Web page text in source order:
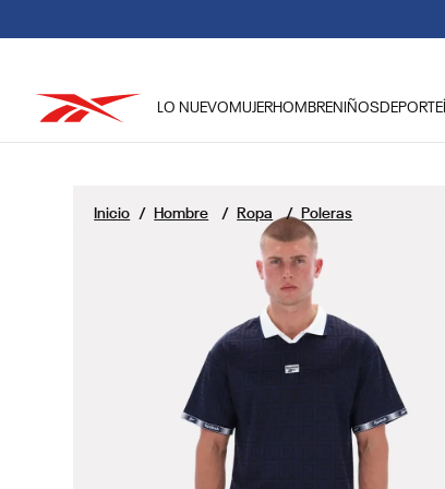
LO NUEVO MUJERHOMBRENIÑOSDEPORTE
Hombre Ropa Poleras
2.
club c
.
reebok hombre
training
5.
polerón
chaqueta